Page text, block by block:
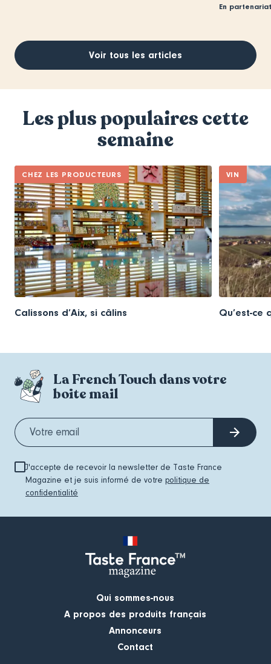
En
Voir tous les articles
Les plus populaires cette
semaine
CHEZ LES PRODUCTEURS
Calissons d’Aix, si câlins
VIN
Qu’est-ce
La French Touch dans votre
boite mail
J'accepte de recevoir la newsletter de Taste France
Magazine et je suis informé de votre politique de
confidentialité
Qui sommes-nous
A propos des produits français
Annonceurs
Contact